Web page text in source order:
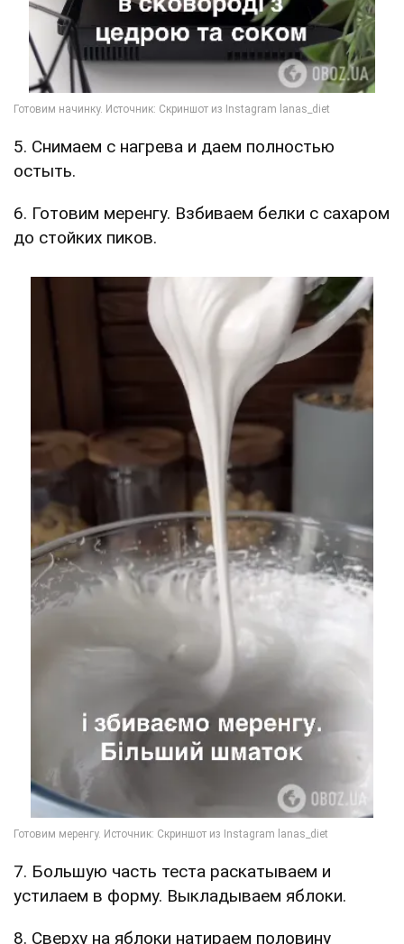
5. Снимаем с нагрева и даем полностью
остыть.
6. Готовим меренгу. Взбиваем белки с сахаром
до стойких пиков.
7. Большую часть теста раскатываем и
устилаем в форму. Выкладываем яблоки.
8. Сверху на яблоки натираем половину